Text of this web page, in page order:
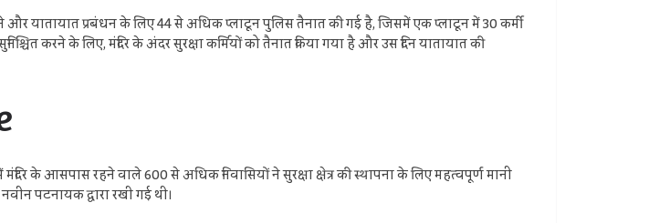
यातायात प्रबंधन के लिए 44 से अधिक प्लाटून पुलिस तैनात की गई है, जिसमें एक प्लाटून में 30 कर्मी
करने के लिए, मंदिर के अंदर सुरक्षा कर्मियों को तैनात किया गया है और उस दिन यातायात की
के आसपास रहने वाले 600 से अधिक निवासियों ने सुरक्षा क्षेत्र की स्थापना के लिए महत्वपूर्ण मानी
पटनायक द्वारा रखी गई थी।